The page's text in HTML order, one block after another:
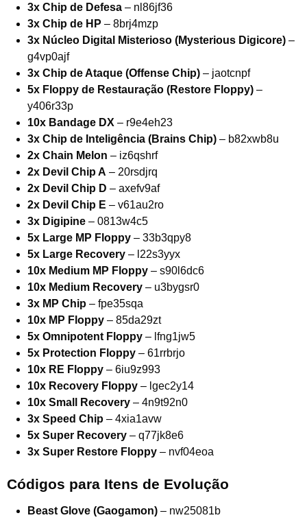
3x Chip de Defesa – nl86jf36
3x Chip de HP – 8brj4mzp
3x Núcleo Digital Misterioso (Mysterious Digicore) –
g4vp0ajf
3x Chip de Ataque (Offense Chip) – jaotcnpf
5x Floppy de Restauração (Restore Floppy) –
y406r33p
10x Bandage DX – r9e4eh23
3x Chip de Inteligência (Brains Chip) – b82xwb8u
2x Chain Melon – iz6qshrf
2x Devil Chip A – 20rsdjrq
2x Devil Chip D – axefv9af
2x Devil Chip E – v61au2ro
3x Digipine – 0813w4c5
5x Large MP Floppy – 33b3qpy8
5x Large Recovery – l22s3yyx
10x Medium MP Floppy – s90l6dc6
10x Medium Recovery – u3bygsr0
3x MP Chip – fpe35sqa
10x MP Floppy – 85da29zt
5x Omnipotent Floppy – lfng1jw5
5x Protection Floppy – 61rrbrjo
10x RE Floppy – 6iu9z993
10x Recovery Floppy – lgec2y14
10x Small Recovery – 4n9t92n0
3x Speed Chip – 4xia1avw
5x Super Recovery – q77jk8e6
3x Super Restore Floppy – nvf04eoa
Códigos para Itens de Evolução
Beast Glove (Gaogamon) – nw25081b